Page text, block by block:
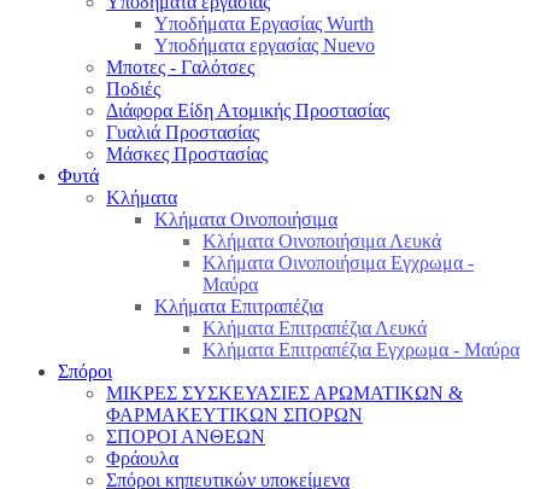
Υποδήματα Εργασίας Wurth
Υποδήματα εργασίας Nuevo
Μποτες - Γαλότσες
Ποδιές
Διάφορα Είδη Ατομικής Προστασίας
Γυαλιά Προστασίας
Μάσκες Προστασίας
Φυτά
Κλήματα
Κλήματα Οινοποιήσιμα
Κλήματα Οινοποιήσιμα Λευκά
Κλήματα Οινοποιήσιμα Εγχρωμα -
Μαύρα
Κλήματα Επιτραπέζια
Κλήματα Επιτραπέζια Λευκά
Κλήματα Επιτραπέζια Εγχρωμα - Μαύρα
Σπόροι
ΜΙΚΡΕΣ ΣΥΣΚΕΥΑΣΙΕΣ ΑΡΩΜΑΤΙΚΩΝ &
ΦΑΡΜΑΚΕΥΤΙΚΩΝ ΣΠΟΡΩΝ
ΣΠΟΡΟΙ ΑΝΘΕΩΝ
Φράουλα
Σπόροι κηπευτικών υποκείμενα